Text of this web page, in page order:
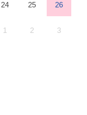
24 25 26
1 2 3